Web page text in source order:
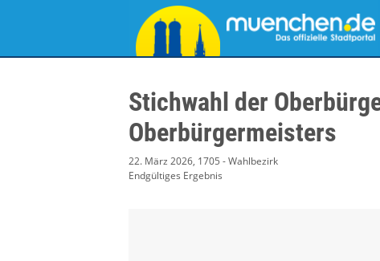
Stichwahl der
Oberbürgermeisters
22. März 2026, 1705 - Wahlbezirk
Endgültiges Ergebnis